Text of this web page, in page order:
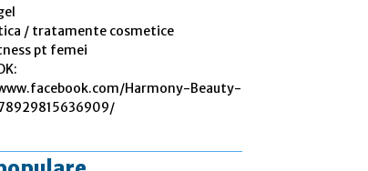
/ tratamente cosmetice
pt femei
Harmony-Beauty-